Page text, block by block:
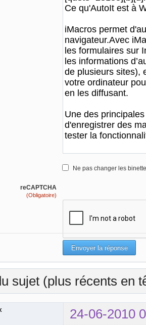
Ne pas changer les
reCAPTCHA
(Obligatoire)
sujet (plus récents en
24-06-2010